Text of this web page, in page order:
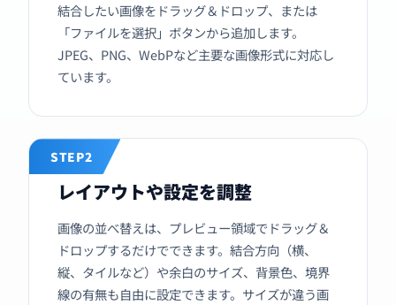
結合したい画像をドラッグ＆ドロップ、または
「ファイルを選択」ボタンから追加します。
JPEG、PNG、WebPなど主要な画像形式に対応し
ています。
STEP2
レイアウトや設定を調整
画像の並べ替えは、プレビュー領域でドラッグ＆
ドロップするだけでできます。結合方向（横、
縦、タイルなど）や余白のサイズ、背景色、境界
線の有無も自由に設定できます。サイズが違う画